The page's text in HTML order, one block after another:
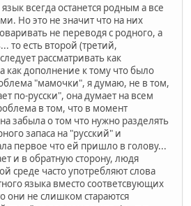
всегда останется родным а все
Но это не значит что на них
не переводя с родного, а
то есть второй (третий,
рассматривать как
как дополнение к тому что было
"мамочки", я думаю, не в том,
по-русски", она думает на всем
в том, что в момент
забыла о том что нужно разделять
запаса на "русский" и
первое что ей пришло в голову...
и в обратную сторону, людя
среде часто употребляют слова
языка вместо соответсвующих
они не слишком стараются